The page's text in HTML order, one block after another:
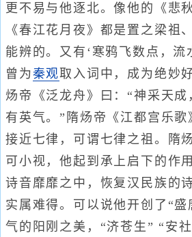
更不易与他逐北。像他的《悲
《春江花月夜》都是置之梁祖
能辨的。又有‘寒鸦飞数点，流
曾为秦观取入词中，成为绝妙
炀帝《泛龙舟》曰：“神采天
有英气。”隋炀帝《江都宫乐
接近七律，可谓七律之祖。隋
可小视，他起到承上启下的作
诗音靡靡之中，恢复汉民族的
实属难得。可以说他开创了“盛
气的阳刚之美，“济苍生” “安